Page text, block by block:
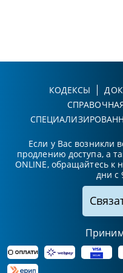
КОДЕКСЫ
Если у Вас возникли
продлению доступа, а
ONLINE, обращайтесь к
дни с